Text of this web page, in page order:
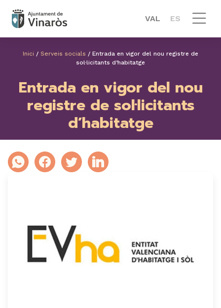
VAL ES
Inici / Serveis socials / Entrada en vigor del nou registre de
sol·licitants d’habitatge
Entrada en vigor del nou
registre de sol·licitants
d’habitatge